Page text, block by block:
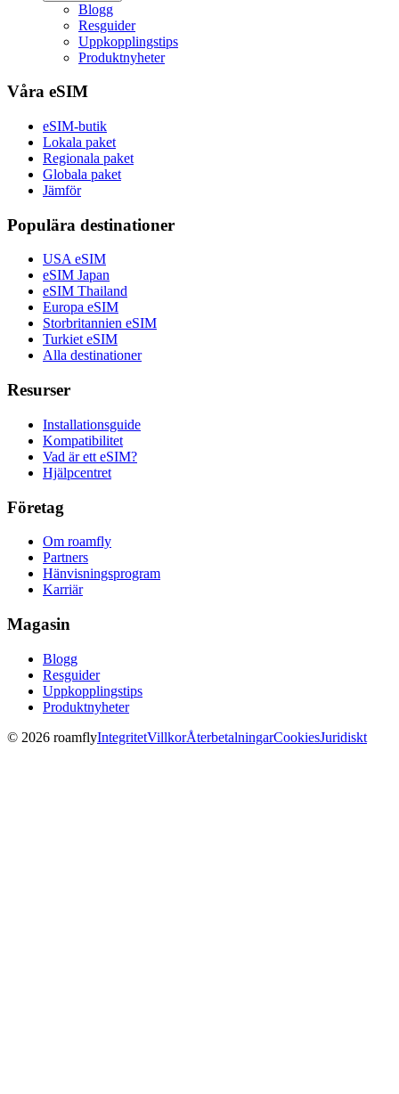
Blogg
Resguider
Uppkopplingstips
Produktnyheter
Våra eSIM
eSIM-butik
Lokala paket
Regionala paket
Globala paket
Jämför
Populära destinationer
USA eSIM
eSIM Japan
eSIM Thailand
Europa eSIM
Storbritannien eSIM
Turkiet eSIM
Alla destinationer
Resurser
Installationsguide
Kompatibilitet
Vad är ett eSIM?
Hjälpcentret
Företag
Om roamfly
Partners
Hänvisningsprogram
Karriär
Magasin
Blogg
Resguider
Uppkopplingstips
Produktnyheter
© 2026 roamflyIntegritetVillkorÅterbetalningarCookiesJuridiskt